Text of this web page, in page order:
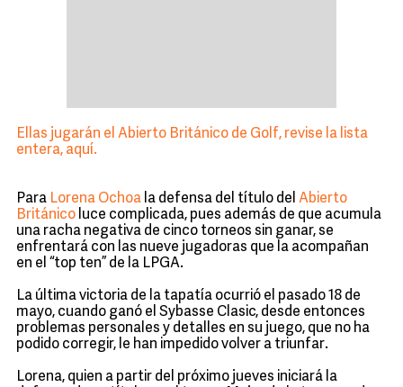
Ellas jugarán el Abierto Británico de Golf, revise la lista
entera, aquí.
Para Lorena Ochoa la defensa del título del Abierto
Británico luce complicada, pues además de que acumula
una racha negativa de cinco torneos sin ganar, se
enfrentará con las nueve jugadoras que la acompañan
en el “top ten” de la LPGA.
La última victoria de la tapatía ocurrió el pasado 18 de
mayo, cuando ganó el Sybasse Clasic, desde entonces
problemas personales y detalles en su juego, que no ha
podido corregir, le han impedido volver a triunfar.
Lorena, quien a partir del próximo jueves iniciará la